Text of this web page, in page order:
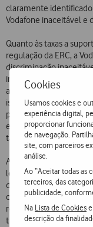
Cookies
Usamos cookies e
experiência digital,
proporcionar
de navegação.
site, com parceiros
análise.
Ao “Aceitar todas as
terceiros, das
publicidade,
Na Lista de Cookies
descrição da
claramente identificado
Vodafone inaceitável e
Quanto às taxas a
regulação da ERC, a
discriminação
informativos acedidos
através de tecnologia
isenção dos Internet
pagamento da taxa de
entidades se
tal como os
A Vodafone recorda
legal que aprovou os
desta entidade abrange,
colectivas que
redes de
tratamento editorial e